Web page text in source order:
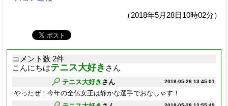
（2018年5月28日10時02分）
コメント数 2件
こんにちはテニス大好き さん
2018-05-28 13:45:01
テニス大好き さん
やったぜ！今年の全仏女王は静かな選手でおなしゃす！